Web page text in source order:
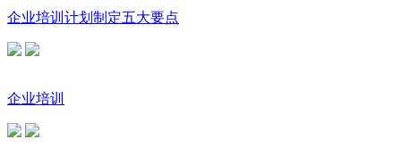
企业培训计划制定五大要点
企业培训